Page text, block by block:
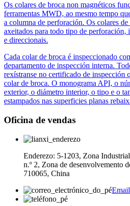
Os colares de broca non magnéticos
ferramentas MWD, ao mesmo tempo
a columna de perforación. Os colares
axeitados para todo tipo de perforación,
e direccionais.
Cada colar de broca é inspeccionado
departamento de inspección interna.
rexístranse no certificado de inspección
colar de broca. O monograma API, o
exterior, o diámetro interior, o tipo e o
estampados nas superficies planas
Oficina de vendas
Enderezo: 5-1203, Zona
n.º 2, Zona de desenvolvemento
710065, China